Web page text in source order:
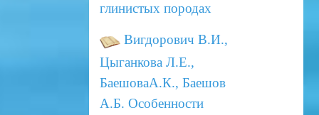
глинистых породах
Вигдорович В.И.,
Цыганкова Л.Е.,
БаешоваА.К., Баешов
А.Б. Особенности